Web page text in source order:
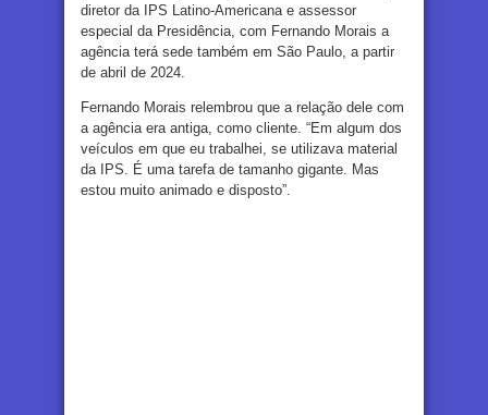
diretor da IPS Latino-Americana e assessor
especial da Presidência, com Fernando Morais a
agência terá sede também em São Paulo, a partir
de abril de 2024.
Fernando Morais relembrou que a relação dele com
a agência era antiga, como cliente. “Em algum dos
veículos em que eu trabalhei, se utilizava material
da IPS. É uma tarefa de tamanho gigante. Mas
estou muito animado e disposto”.